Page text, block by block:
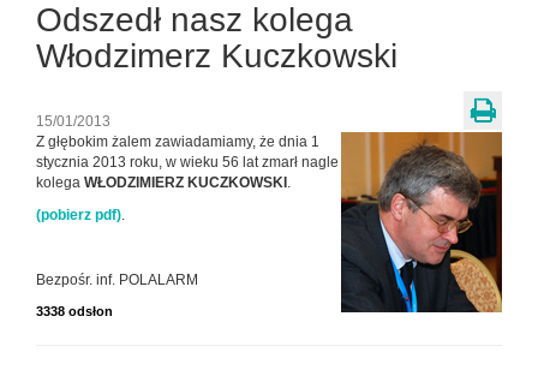
Odszedł nasz kolega
Włodzimerz Kuczkowski
15/01/2013
Z głębokim żalem zawiadamiamy, że dnia 1
stycznia 2013 roku, w wieku 56 lat zmarł nagle
kolega WŁODZIMIERZ KUCZKOWSKI .
(pobierz pdf).
Bezpośr. inf. POLALARM
3338 odsłon